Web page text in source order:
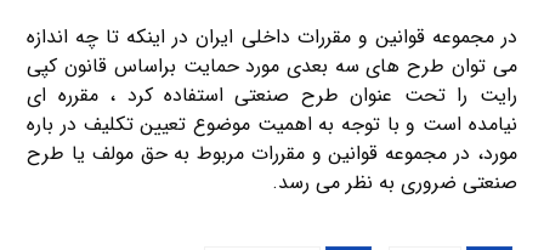
در مجموعه قوانین و مقررات داخلی ایران در اینکه تا چه اندازه
می توان طرح های سه بعدی مورد حمایت براساس قانون کپی
رایت را تحت عنوان طرح صنعتی استفاده کرد ، مقرره ای
نیامده است و با توجه به اهمیت موضوع تعیین تکلیف در باره
مورد، در مجموعه قوانین و مقررات مربوط به حق مولف یا طرح
صنعتی ضروری به نظر می رسد.